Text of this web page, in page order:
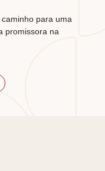
para uma
promissora na